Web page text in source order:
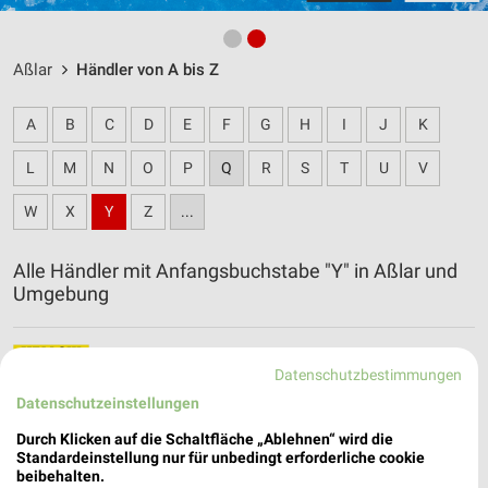
Aßlar Händler von A bis Z
A B C D E F G H I J K
L M N O P Q R S T U V
W X Y Z ...
Alle Händler mit Anfangsbuchstabe "Y" in Aßlar und
Umgebung
Datenschutzbestimmungen
Datenschutzeinstellungen
Durch Klicken auf die Schaltfläche „Ablehnen“ wird die
Standardeinstellung nur für unbedingt erforderliche cookie
beibehalten.